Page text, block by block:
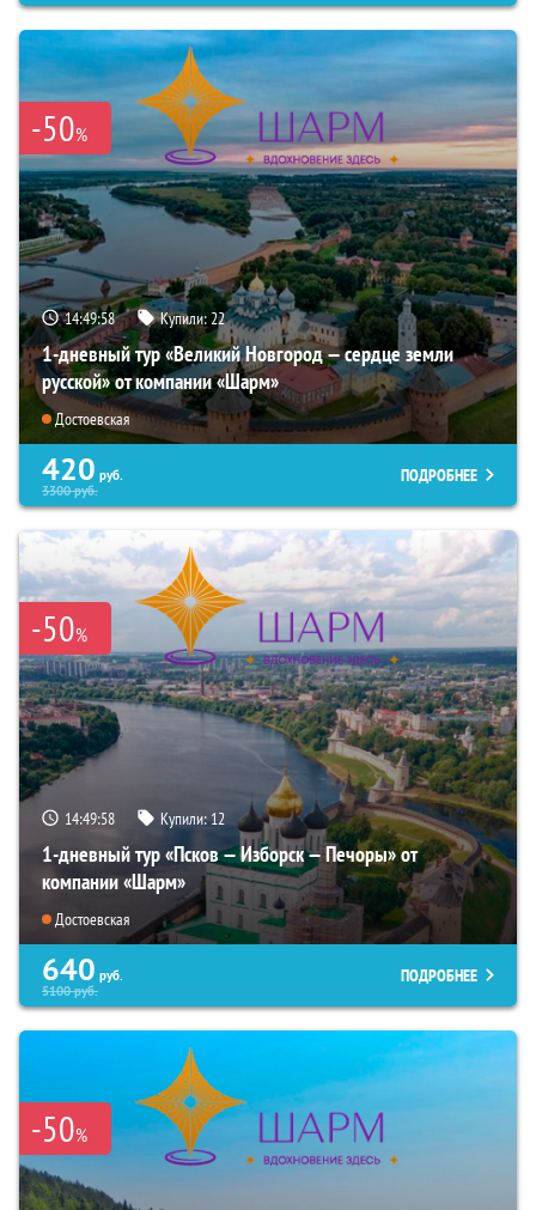
-50%
14:49:57 Купили:22
1-дневный тур «Великий Новгород — сердце земли
русской» от компании «Шарм»
Достоевская
420 руб.
3300руб.
ПОДРОБНЕЕ
-50%
14:49:57 Купили:12
1-дневный тур «Псков — Изборск — Печоры» от
компании «Шарм»
Достоевская
640 руб.
5100руб.
ПОДРОБНЕЕ
-50%